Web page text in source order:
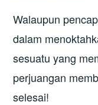
Walaupun
dalam
sesuatu yang
perjuangan
selesai!